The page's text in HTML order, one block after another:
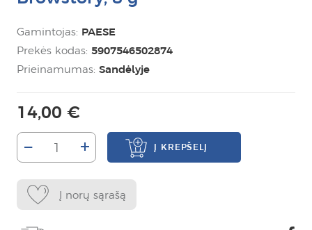
Gamintojas: PAESE
Prekės kodas: 5907546502874
Prieinamumas: Sandėlyje
14,00 €
– + Į KREPŠELĮ
Į norų sąrašą